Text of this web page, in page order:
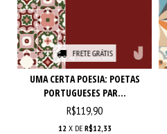
FRETE GRÁTIS
UMA CERTA POESIA: POETAS
PORTUGUESES PAR...
R$119,90
12 X DE R$12,33